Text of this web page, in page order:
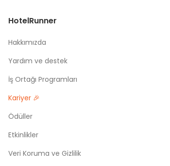
HotelRunner
Hakkımızda
Yardım ve destek
İş Ortağı Programları
Kariyer 🎉
Ödüller
Etkinlikler
Veri Koruma ve Gizlilik